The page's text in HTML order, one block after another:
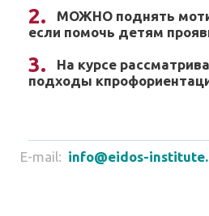
МОЖНО поднять
если помочь детям
На курсе
подходы
E-mail: info@eidos-